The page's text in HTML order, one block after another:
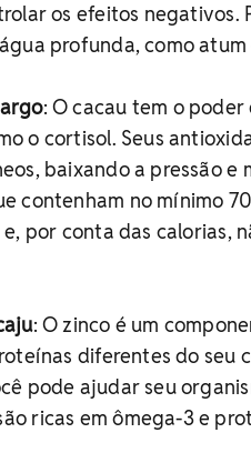
os efeitos
profunda, como atum
: O cacau tem o
o cortisol. Seus
baixando a pressão e
contenham no mínimo
por conta das calorias,
: O zinco é um
diferentes do seu
pode ajudar seu
ricas em ômega-3 e